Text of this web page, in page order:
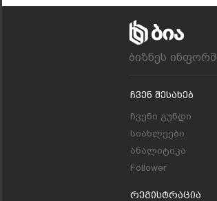
ბიზნეს
Ჩვენ Შესახებ
ჩვენი გუნდი
სიახლეები
ანალიტიკა
Follower
Რეგისტრაცია